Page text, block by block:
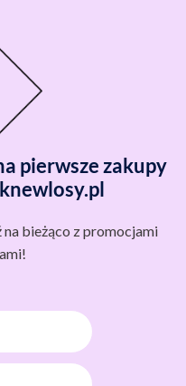
pierwsze zakupy
bieżąco z promocjami